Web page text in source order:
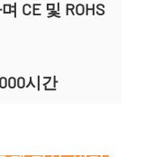
CE 및 ROHS
시간